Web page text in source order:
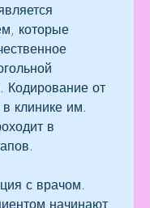
которые
Кодирование от
клинике им.
в
с врачом.
начинают